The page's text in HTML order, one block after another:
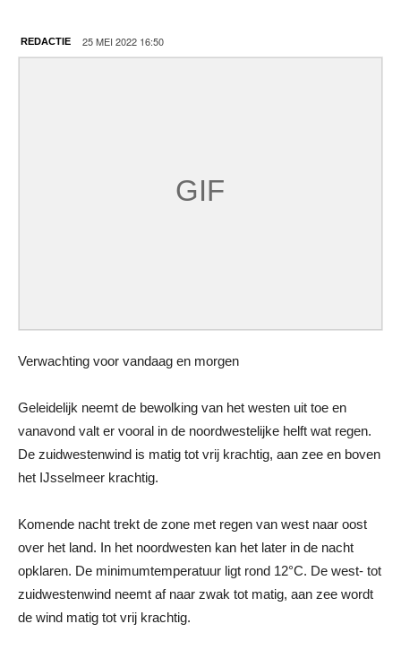
REDACTIE 25 MEI 2022 16:50
Verwachting voor vandaag en morgen
Geleidelijk neemt de bewolking van het westen uit toe en
vanavond valt er vooral in de noordwestelijke helft wat regen.
De zuidwestenwind is matig tot vrij krachtig, aan zee en boven
het IJsselmeer krachtig.
Komende nacht trekt de zone met regen van west naar oost
over het land. In het noordwesten kan het later in de nacht
opklaren. De minimumtemperatuur ligt rond 12°C. De west- tot
zuidwestenwind neemt af naar zwak tot matig, aan zee wordt
de wind matig tot vrij krachtig.